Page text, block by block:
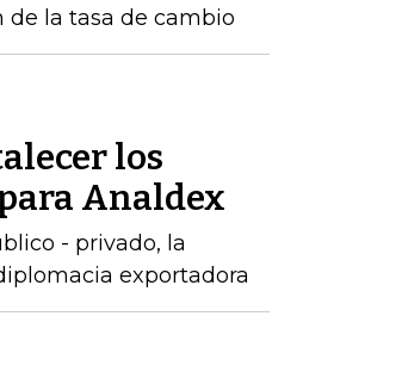
de la tasa de cambio
los
Analdex
- privado, la
exportadora